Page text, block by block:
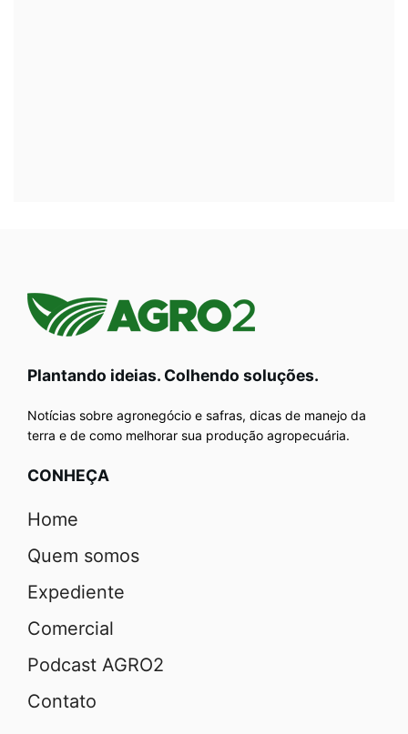
Plantando ideias. Colhendo soluções.
Notícias sobre agronegócio e safras, dicas de manejo da
terra e de como melhorar sua produção agropecuária.
CONHEÇA
Home
Quem somos
Expediente
Comercial
Podcast AGRO2
Contato